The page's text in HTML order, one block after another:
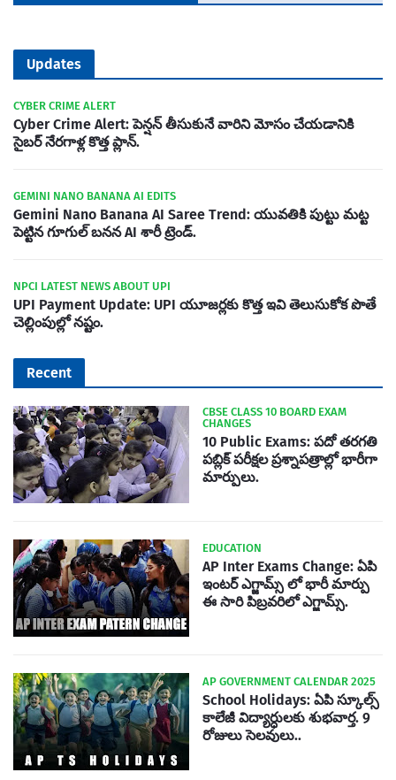
Updates
CYBER CRIME ALERT
Cyber Crime Alert: పెన్షన్ తీసుకునే వారిని మోసం చేయడానికి
సైబర్ నేరగాళ్ల కొత్త ప్లాన్.
GEMINI NANO BANANA AI EDITS
Gemini Nano Banana AI Saree Trend: యువతికి పుట్టు మట్ట
పెట్టిన గూగుల్ బనన AI శారీ ట్రెండ్.
NPCI LATEST NEWS ABOUT UPI
UPI Payment Update: UPI యూజర్లకు కొత్త ఇవి తెలుసుకోక పొతే
చెల్లింపుల్లో నష్టం.
Recent
CBSE CLASS 10 BOARD EXAM
CHANGES
10 Public Exams: పదో తరగతి
పబ్లిక్‌ పరీక్షల ప్రశ్నాపత్రాల్లో భారీగా
మార్పులు.
EDUCATION
AP Inter Exams Change: ఏపి
ఇంటర్ ఎగ్జామ్స్ లో భారీ మార్పు
ఈ సారి పిబ్రవరిలో ఎగ్జామ్స్.
AP GOVERNMENT CALENDAR 2025
School Holidays: ఏపి స్కూల్స్
కాలేజీ విద్యార్ధులకు శుభవార్త. 9
రోజులు సెలవులు..